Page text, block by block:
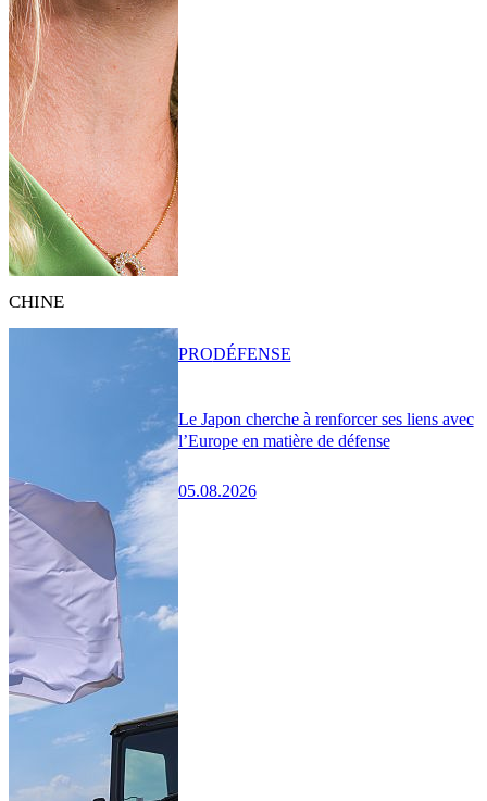
CHINE
Le Japon cherche à renforcer ses liens avec
l’Europe en matière de défense
05.08.2026
PRODÉFENSE